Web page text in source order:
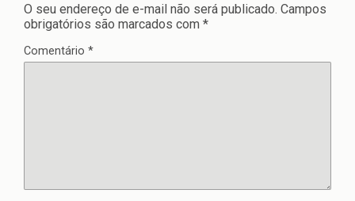
O seu endereço de e-mail não será publicado. Campos
obrigatórios são marcados com *
Comentário *